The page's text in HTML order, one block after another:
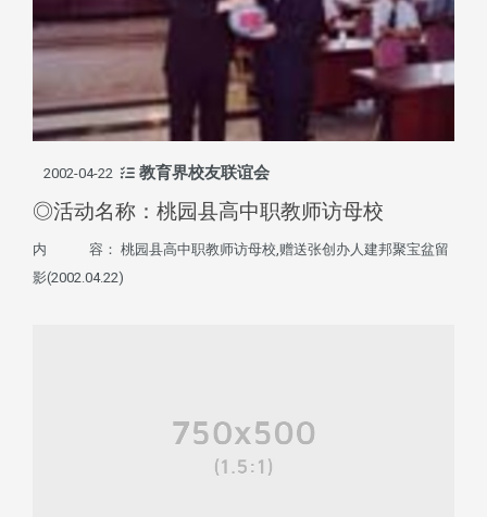
2002-04-22 教育界校友联谊会
◎活动名称：桃园县高中职教师访母校
内 容： 桃园县高中职教师访母校,赠送张创办人建邦聚宝盆留
影(2002.04.22)